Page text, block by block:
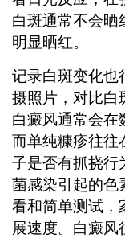
白斑通常不会晒
明显晒红。
记录白斑变化也
摄照片，对比白
白癜风通常会在
而单纯糠疹往往
子是否有抓挠行
菌感染引起的色
看和简单测试，
展速度。白癜风